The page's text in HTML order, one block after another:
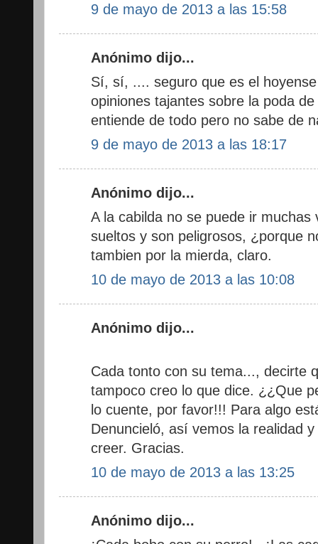
9 de mayo de 2013 a las 15:58
Anónimo dijo...
Sí, sí, .... seguro que es el
opiniones tajantes sobre la poda
entiende de todo pero no sabe de
9 de mayo de 2013 a las 18:17
Anónimo dijo...
A la cabilda no se puede ir
sueltos y son peligrosos, ¿porque
tambien por la mierda, claro.
10 de mayo de 2013 a las 10:08
Anónimo dijo...
Cada tonto con su tema..., decirte
tampoco creo lo que dice. ¿¿Que
lo cuente, por favor!!! Para algo
Denuncieló, así vemos la realidad
creer. Gracias.
10 de mayo de 2013 a las 13:25
Anónimo dijo...